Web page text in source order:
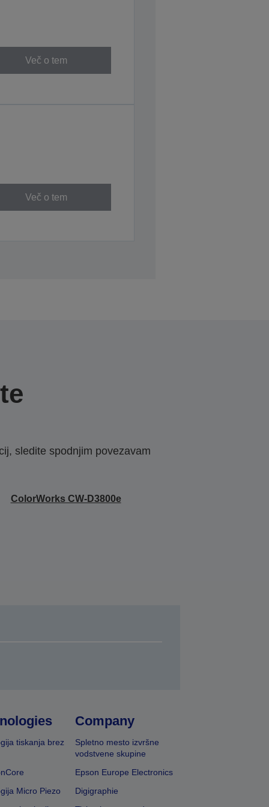
Več o tem
Več o tem
sledite spodnjim povezavam
ColorWorks CW-D3800e
tiskanja brez
Micro Piezo
Company
Spletno mesto izvršne
vodstvene skupine
Epson Europe Electronics
Digigraphie